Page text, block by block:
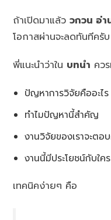
ถ้าเปิดมาแล้ววกวน อ่า
โอกาสผ่านจะลดทันทีครับ
พี่แนะนำว่าใน บทนำ คว
ปัญหาการวิจัยคืออะไร
ทำไมปัญหานี้สำคัญ
งานวิจัยของเราจะตอ
งานนี้มีประโยชน์กับใคร
เทคนิคง่ายๆ คือ